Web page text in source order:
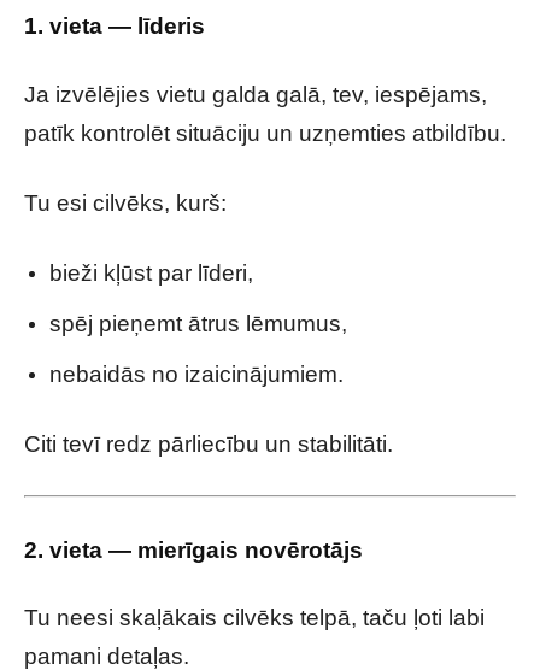
1. vieta — līderis
Ja izvēlējies vietu galda galā, tev, iespējams,
patīk kontrolēt situāciju un uzņemties atbildību.
Tu esi cilvēks, kurš:
bieži kļūst par līderi,
spēj pieņemt ātrus lēmumus,
nebaidās no izaicinājumiem.
Citi tevī redz pārliecību un stabilitāti.
2. vieta — mierīgais novērotājs
Tu neesi skaļākais cilvēks telpā, taču ļoti labi
pamani detaļas.